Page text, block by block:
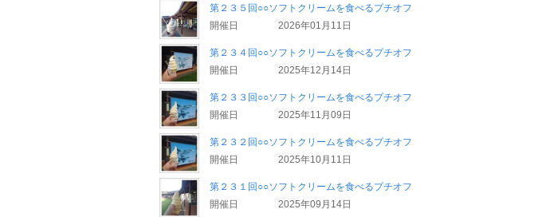
第２３５回○○ソフトクリームを食べるプチオフ
開催日
2026年01月11日
第２３４回○○ソフトクリームを食べるプチオフ
開催日
2025年12月14日
第２３３回○○ソフトクリームを食べるプチオフ
開催日
2025年11月09日
第２３２回○○ソフトクリームを食べるプチオフ
開催日
2025年10月11日
第２３１回○○ソフトクリームを食べるプチオフ
開催日
2025年09月14日